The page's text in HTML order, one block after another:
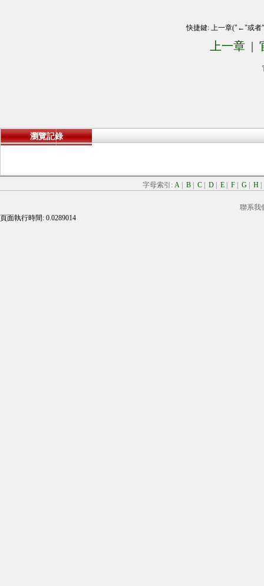
快捷鍵: 上一章("←"或
上一章 |
瀏覽記錄
字母索引: A B C D E F G H
聯系我
頁面執行時間: 0.0289014